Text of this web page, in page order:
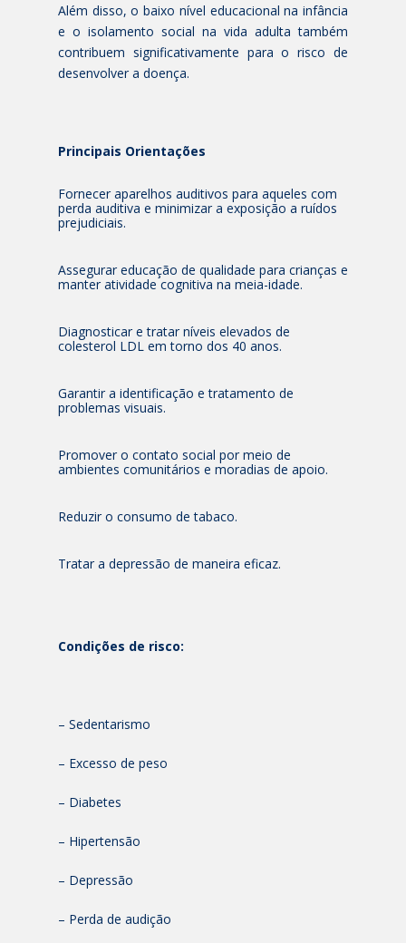
Além disso, o baixo nível educacional na infância
e o isolamento social na vida adulta também
contribuem significativamente para o risco de
desenvolver a doença.
Principais Orientações
Fornecer aparelhos auditivos para aqueles com
perda auditiva e minimizar a exposição a ruídos
prejudiciais.
Assegurar educação de qualidade para crianças e
manter atividade cognitiva na meia-idade.
Diagnosticar e tratar níveis elevados de
colesterol LDL em torno dos 40 anos.
Garantir a identificação e tratamento de
problemas visuais.
Promover o contato social por meio de
ambientes comunitários e moradias de apoio.
Reduzir o consumo de tabaco.
Tratar a depressão de maneira eficaz.
Condições de risco:
– Sedentarismo
– Excesso de peso
– Diabetes
– Hipertensão
– Depressão
– Perda de audição